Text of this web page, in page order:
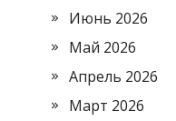
Июнь 2026
Май 2026
Апрель 2026
Март 2026